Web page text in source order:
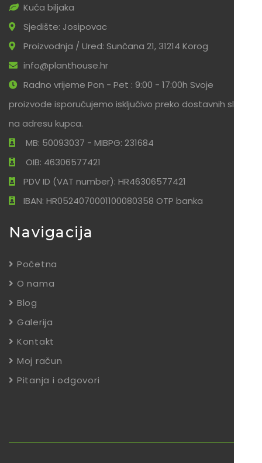
Kuća biljaka
Sjedište: Josipovac
Proizvodnja / Ured: Sunčana 21, 31214 Korog
info@planthouse.hr
Radno vrijeme Pon - Pet : 9:00 - 17:00h Svoje
proizvode isporučujemo isključivo preko dostavnih službi
na adresu kupca.
MB: 50093037 - MIBPG: 231684
OIB: 46306577421
PDV ID (VAT number): HR46306577421
IBAN: HR0524070001100080358 OTP banka
Navigacija
Početna
O nama
Blog
Galerija
Kontakt
Moj račun
Pitanja i odgovori